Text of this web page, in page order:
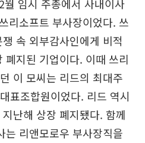
임시 주총에서 사내이사
리소프트 부사장이었다. 쓰
속 외부감사인에게 비적
폐지된 기업이다. 이때 쓰리
이 모씨는 리드의 최대주
표조합원이었다. 리드 역시
난해 상장 폐지됐다. 함께
는 리앤모로우 부사장직을